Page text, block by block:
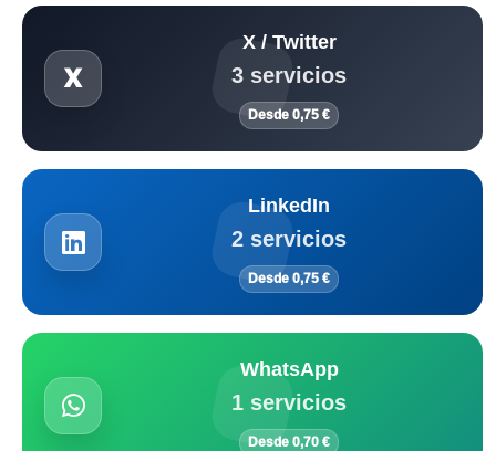
X / Twitter
3 servicios
Desde 0,75 €
LinkedIn
2 servicios
Desde 0,75 €
WhatsApp
1 servicios
Desde 0,70 €